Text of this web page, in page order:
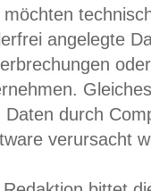
möchten
angelegte
Daten durch
verursacht